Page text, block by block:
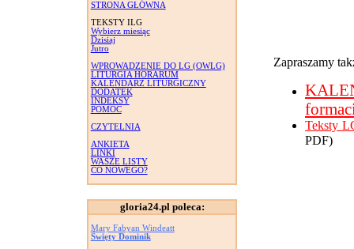
STRONA GŁÓWNA
TEKSTY ILG
Wybierz miesiąc
Dzisiaj
Jutro
WPROWADZENIE DO LG (OWLG)
LITURGIA HORARUM
KALENDARZ LITURGICZNY
DODATEK
INDEKSY
POMOC
CZYTELNIA
ANKIETA
LINKI
WASZE LISTY
CO NOWEGO?
gloria24.pl poleca:
Mary Fabyan Windeatt
Święty Dominik
Zapraszamy
Teksty
PDF)